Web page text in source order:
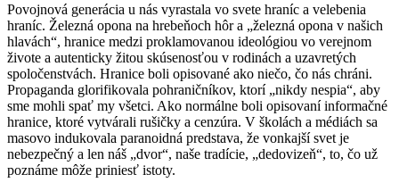
Povojnová generácia u nás vyrastala vo svete hraníc a velebenia
hraníc. Železná opona na hrebeňoch hôr a „železná opona v našich
hlavách“, hranice medzi proklamovanou ideológiou vo verejnom
živote a autenticky žitou skúsenosťou v rodinách a uzavretých
spoločenstvách. Hranice boli opisované ako niečo, čo nás chráni.
Propaganda glorifikovala pohraničníkov, ktorí „nikdy nespia“, aby
sme mohli spať my všetci. Ako normálne boli opisovaní informačné
hranice, ktoré vytvárali rušičky a cenzúra. V školách a médiách sa
masovo indukovala paranoidná predstava, že vonkajší svet je
nebezpečný a len náš „dvor“, naše tradície, „dedovizeň“, to, čo už
poznáme môže priniesť istoty.